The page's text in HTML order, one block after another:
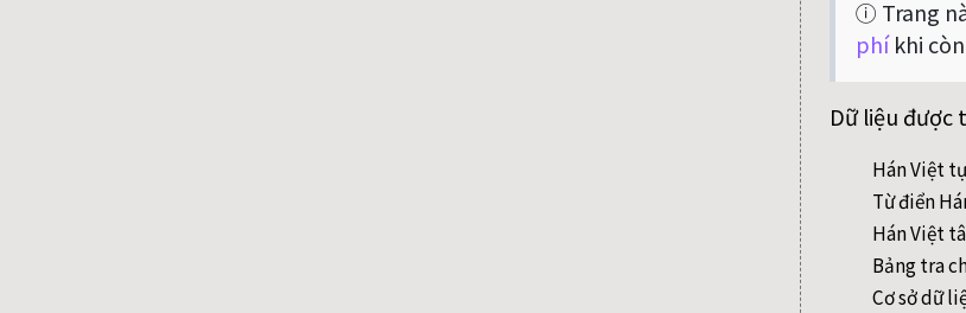
ⓘ Trang
phíkhi
Dữ liệu được
Hán Việt
Từ điển
Hán Việt
Bảng tra
Cơ sở dữ